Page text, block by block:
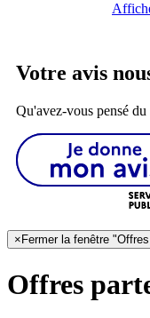
Votre avis
Qu'avez-vous pensé
× Fermer la fenêtre
Offres